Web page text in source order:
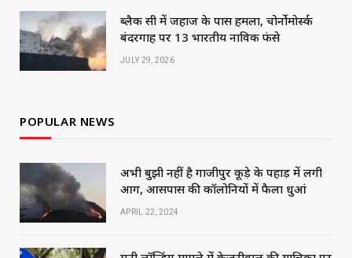
ब्लैक सी में जहाज के पास हमला, चोर्नोमोर्स्क
बंदरगाह पर 13 भारतीय नाविक फंसे
JULY 29, 2026
POPULAR NEWS
अभी बुझी नहीं है गाजीपुर कूड़े के पहाड़ में लगी
आग, आसपास की कॉलोनियों में फैला धुआं
APRIL 22, 2024